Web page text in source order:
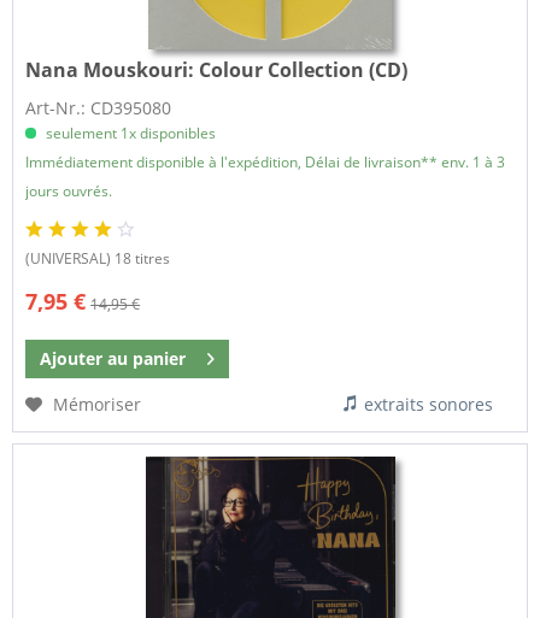
Nana Mouskouri: Colour Collection (CD)
Art-Nr.: CD395080
seulement 1x disponibles
Immédiatement disponible à l'expédition, Délai de livraison** env. 1 à 3
jours ouvrés.
(UNIVERSAL) 18 titres
7,95 € 14,95 €
Ajouter au panier
Mémoriser
extraits sonores